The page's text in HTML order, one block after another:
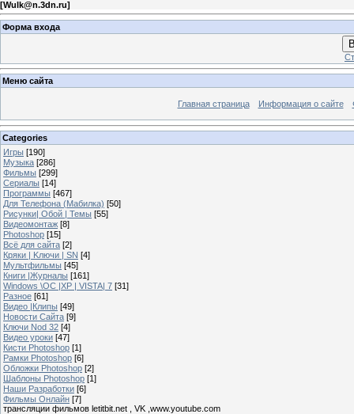
[Wulk@n.3dn.ru]
Форма входа
Меню сайта
Главная страница Информация о сайте
Categories
Игры [190]
Музыка [286]
Фильмы [299]
Сериалы [14]
Программы [467]
Для Телефона (Мабилка) [50]
Рисунки| Обой | Темы [55]
Видеомонтаж [8]
Photoshop [15]
Всё для сайта [2]
Кряки | Kлючи | SN [4]
Мультфильмы [45]
Книги |Журналы [161]
Windows \OC |XP | VISTA| 7 [31]
Разное [61]
Видео |Клипы [49]
Новости Сайта [9]
Ключи Nod 32 [4]
Видео уроки [47]
Кисти Photoshop [1]
Рамки Photoshop [6]
Обложки Photoshop [2]
Шаблоны Photoshop [1]
Наши Разработки [6]
Фильмы Онлайн [7]
трансляции фильмов letitbit.net , VK ,www.youtube.com